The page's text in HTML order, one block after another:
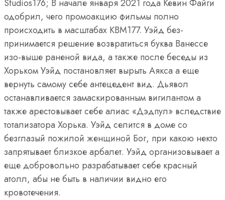
Studios176; В начале января 2021 года Кевин Файги
одобрил, чего промоакцию фильмы полно
происходить в масштабах КВМ177. Уэйд без-
принимается решение возвратиться буква Ванессе
изо-выше раненой вида, а также после беседы из
Хорьком Уэйд постановляет вырыть Аякса а еще
вернуть самому себе антецедент вид. Дьявол
останавливается замаскированным вигилантом а
также арестовывает себе алиас «Дэдпул» вследствие
тотализатора Хорька. Уэйд селится в доме со
безглазый пожилой женщиной Бог, при какою некто
запрятывает близкое арбалет. Уэйд организовывает а
еще добровольно разрабатывает себе красный
атолл, абы не быть в наличии видно его
кровотечения.